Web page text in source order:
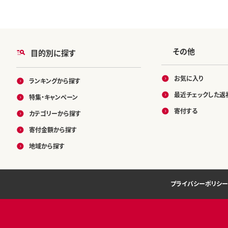
目的別に探す
ランキングから探す
特集・キャンペーン
カテゴリーから探す
寄付金額から探す
地域から探す
その他
お気に入り
最近チェックした返
寄付する
プライバシーポリシー